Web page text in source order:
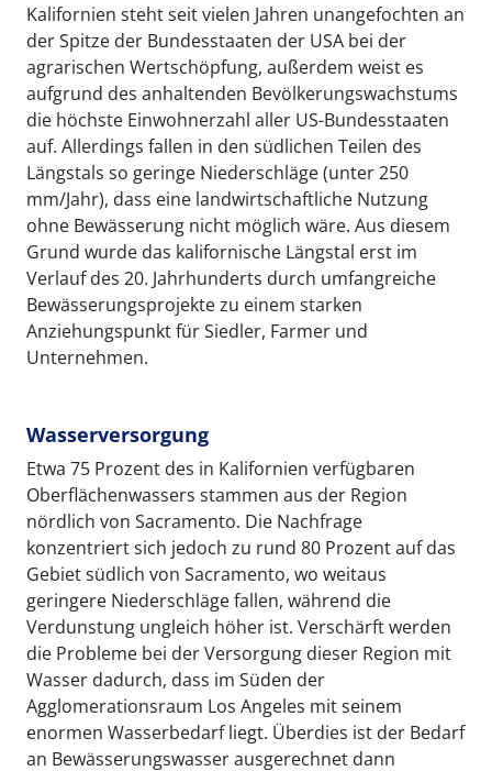
Kalifornien steht seit vielen Jahren unangefochten an
der Spitze der Bundesstaaten der USA bei der
agrarischen Wertschöpfung, außerdem weist es
aufgrund des anhaltenden Bevölkerungswachstums
die höchste Einwohnerzahl aller US-Bundesstaaten
auf. Allerdings fallen in den südlichen Teilen des
Längstals so geringe Niederschläge (unter 250
mm/Jahr), dass eine landwirtschaftliche Nutzung
ohne Bewässerung nicht möglich wäre. Aus diesem
Grund wurde das kalifornische Längstal erst im
Verlauf des 20. Jahrhunderts durch umfangreiche
Bewässerungsprojekte zu einem starken
Anziehungspunkt für Siedler, Farmer und
Unternehmen.
Wasserversorgung
Etwa 75 Prozent des in Kalifornien verfügbaren
Oberflächenwassers stammen aus der Region
nördlich von Sacramento. Die Nachfrage
konzentriert sich jedoch zu rund 80 Prozent auf das
Gebiet südlich von Sacramento, wo weitaus
geringere Niederschläge fallen, während die
Verdunstung ungleich höher ist. Verschärft werden
die Probleme bei der Versorgung dieser Region mit
Wasser dadurch, dass im Süden der
Agglomerationsraum Los Angeles mit seinem
enormen Wasserbedarf liegt. Überdies ist der Bedarf
an Bewässerungswasser ausgerechnet dann